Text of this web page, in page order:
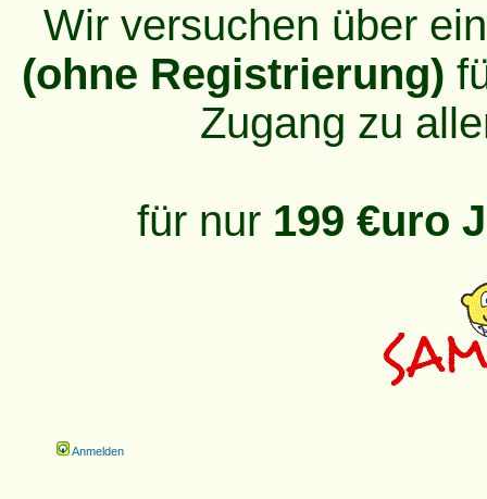
Wir versuchen über
(ohne Registrierung)
Zugang zu
für nur 199 €uro
Anmelden